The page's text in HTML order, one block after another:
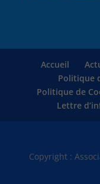
Accueil
Politique
Politique de
Lettre
Copyright :